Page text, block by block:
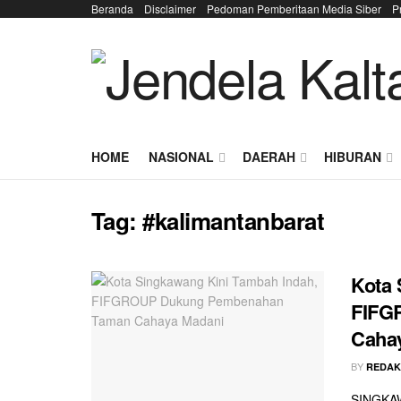
Beranda Disclaimer Pedoman Pemberitaan Media Siber
HOME NASIONAL DAERAH HIBURAN
Tag:#kalimantanbarat
Kota
BY